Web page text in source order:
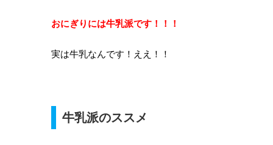
おにぎりには牛乳派です！！！
実は牛乳なんです！ええ！！
牛乳派のススメ